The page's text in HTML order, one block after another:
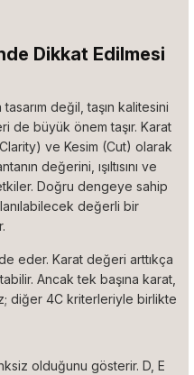
Dikkat Edilmesi
değil, taşın kalitesini
de büyük önem taşır. Karat
ve Kesim (Cut) olarak
değerini, ışıltısını ve
Doğru dengeye sahip
değerli bir
eder. Karat değeri arttıkça
Ancak tek başına karat,
diğer 4C kriterleriyle birlikte
olduğunu gösterir. D, E